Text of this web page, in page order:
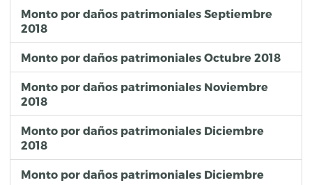
Monto por daños patrimoniales Septiembre
2018
Monto por daños patrimoniales Octubre 2018
Monto por daños patrimoniales Noviembre
2018
Monto por daños patrimoniales Diciembre
2018
Monto por daños patrimoniales Diciembre